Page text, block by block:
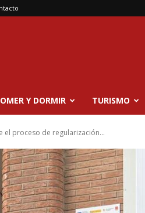
Y DORMIR TURISMO
el proceso de regularización...